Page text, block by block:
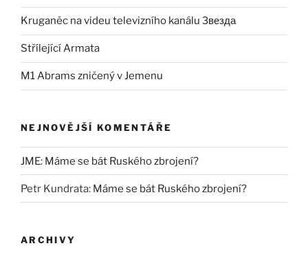
Kruganěc na videu televizního kanálu Звезда
Střílející Armata
M1 Abrams zničený v Jemenu
NEJNOVĚJŠÍ KOMENTÁŘE
JME: Máme se bát Ruského zbrojení?
Petr Kundrata: Máme se bát Ruského zbrojení?
ARCHIVY